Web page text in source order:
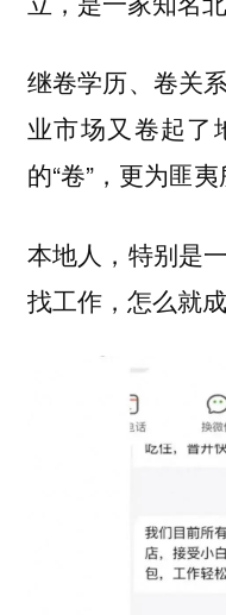
继卷学历、卷关
业市场又卷起了
的“卷”，更为匪夷
本地人，特别是
找工作，怎么就